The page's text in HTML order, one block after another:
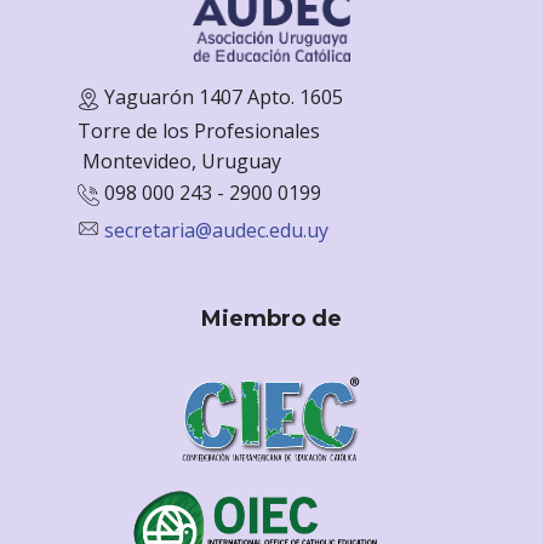
Yaguarón 1407 Apto. 1605
Torre de los Profesionales
Montevideo, Uruguay
098 000 243 - 2900 0199
secretaria@audec.edu.uy
Miembro de